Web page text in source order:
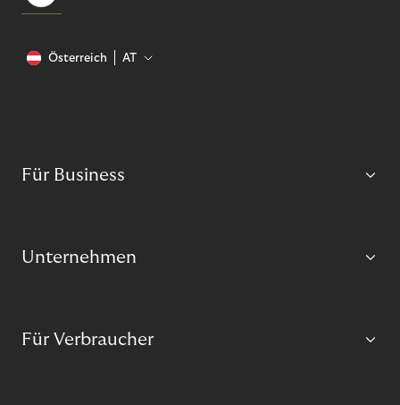
Österreich AT
Für Business
Unternehmen
Für Verbraucher